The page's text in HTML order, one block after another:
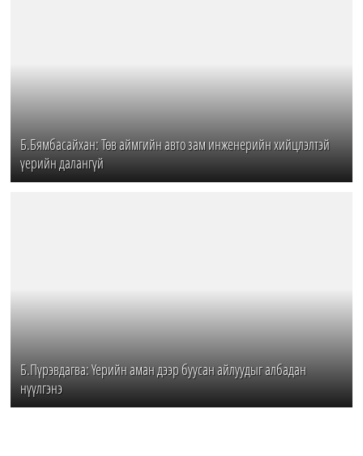
Б.Бямбасайхан: Төв аймгийн авто зам инженерийн хийцлэлтэй
үерийн далангүй
Б.Пүрэвдагва: Үерийн аман дээр буусан айлуудыг албадан
нүүлгэнэ